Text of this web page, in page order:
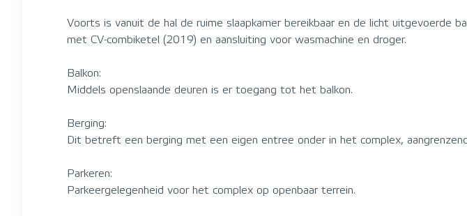
Voorts is vanuit de hal de ruime slaapkamer bereikbaar en de licht uitgevoerde
met CV-combiketel (2019) en aansluiting voor wasmachine en droger.
Balkon:
Middels openslaande deuren is er toegang tot het balkon.
Berging:
Dit betreft een berging met een eigen entree onder in het complex,
Parkeren:
Parkeergelegenheid voor het complex op openbaar terrein.